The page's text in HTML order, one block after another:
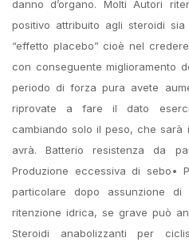
danno d’organo. Molti Autori
positivo attribuito agli steroidi
“effetto placebo” cioè nel
con conseguente miglioramento
periodo di forza pura avete
riprovate a fare il dato
cambiando solo il peso, che sarà
avrà. Batterio resistenza da
Produzione eccessiva di sebo•
particolare dopo assunzione di
ritenzione idrica, se grave può
Steroidi anabolizzanti per